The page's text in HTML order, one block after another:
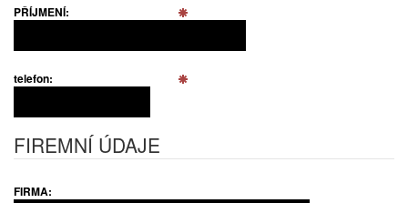
PŘÍJMENÍ:
telefon:
FIREMNÍ ÚDAJE
FIRMA: